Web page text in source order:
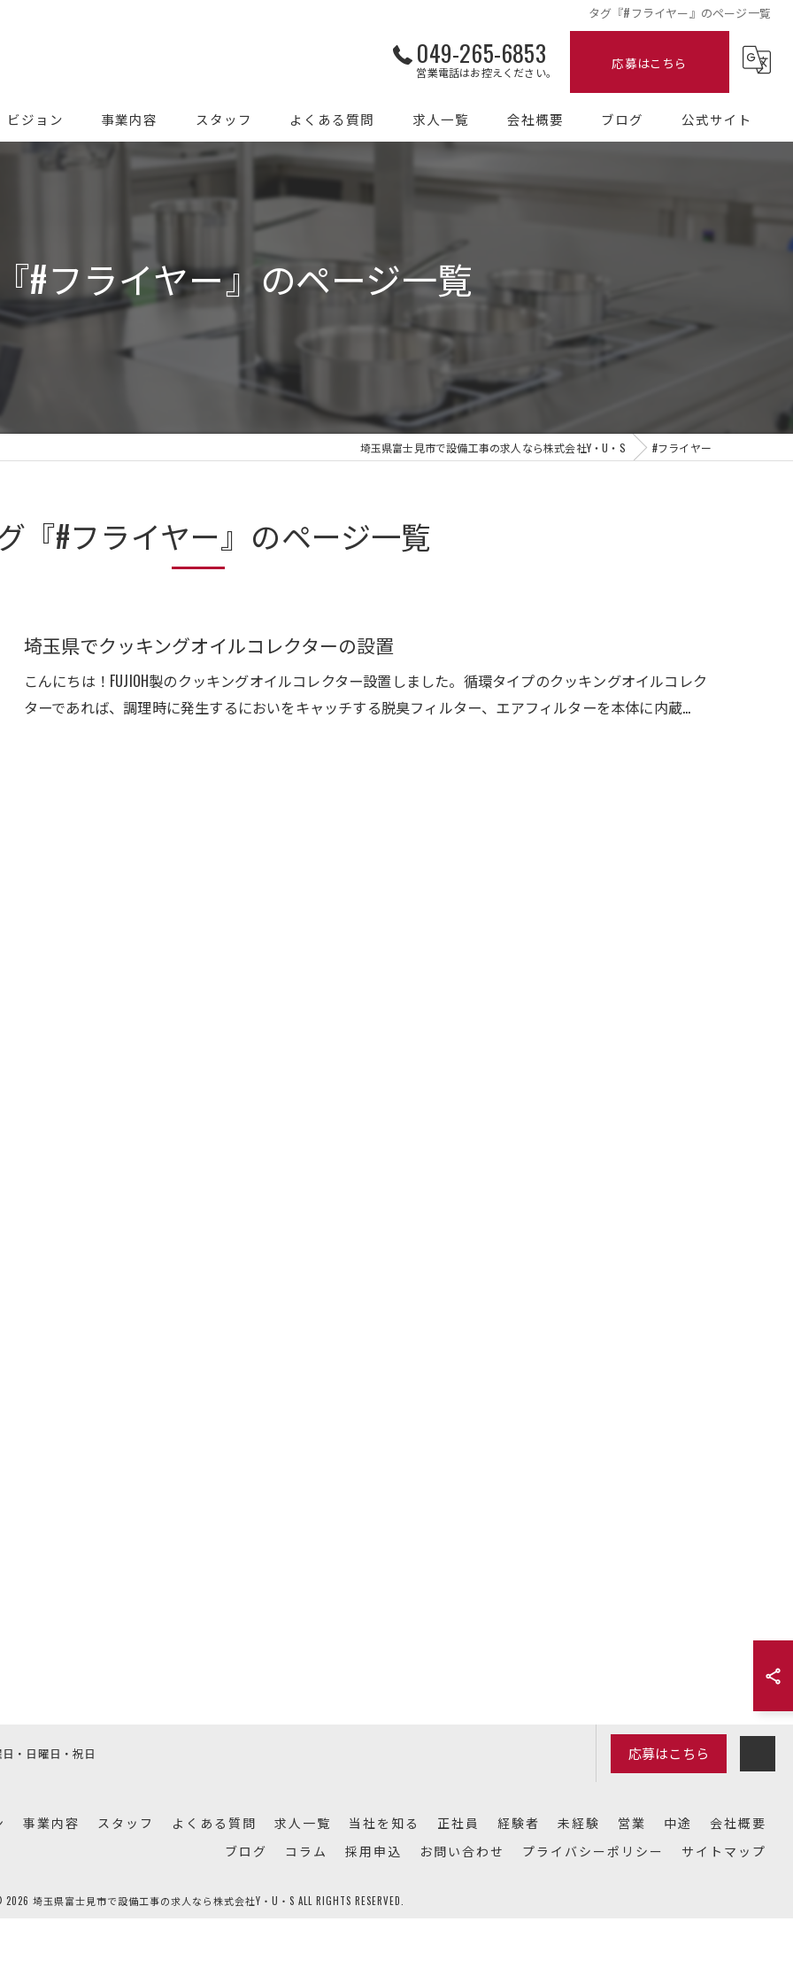
タグ『#フライヤー』のページ一覧
049-265-6853
営業電話はお控えください。
応募はこちら
ビジョン 事業内容 スタッフ よくある質問 求人一覧 会社概要 ブログ 公式サイト
#フライヤー』のページ一覧
埼玉県富士見市で設備工事の求人なら株式会社Y・U・S #フライヤー
『#フライヤー』のページ一覧
埼玉県でクッキングオイルコレクターの設置
こんにちは！FUJIOH製のクッキングオイルコレクター設置しました。循環タイプのクッキングオイルコレク
ターであれば、調理時に発生するにおいをキャッチする脱臭フィルター、エアフィルターを本体に内蔵…
・日曜日・祝日 応募はこちら
事業内容 スタッフ よくある質問 求人一覧 当社を知る 正社員 経験者 未経験 営業 中途
会社概要
ブログ
コラム 採用申込 お問い合わせ プライバシーポリシー サイトマップ
埼玉県富士見市で設備工事の求人なら株式会社Y・U・S ALL RIGHTS RESERVED.